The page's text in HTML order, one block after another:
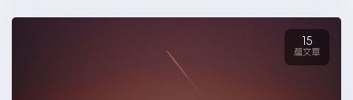
15
篇文章